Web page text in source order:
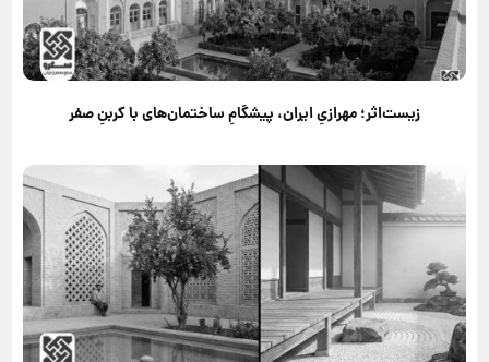
زیست‌اثر؛ مهرازیِ ایران، پیشگامِ ساختمان‌های با کربنِ صفر